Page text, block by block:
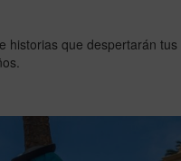
historias que despertarán